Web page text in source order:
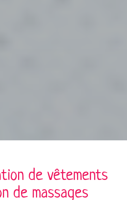
de vêtements
de massages